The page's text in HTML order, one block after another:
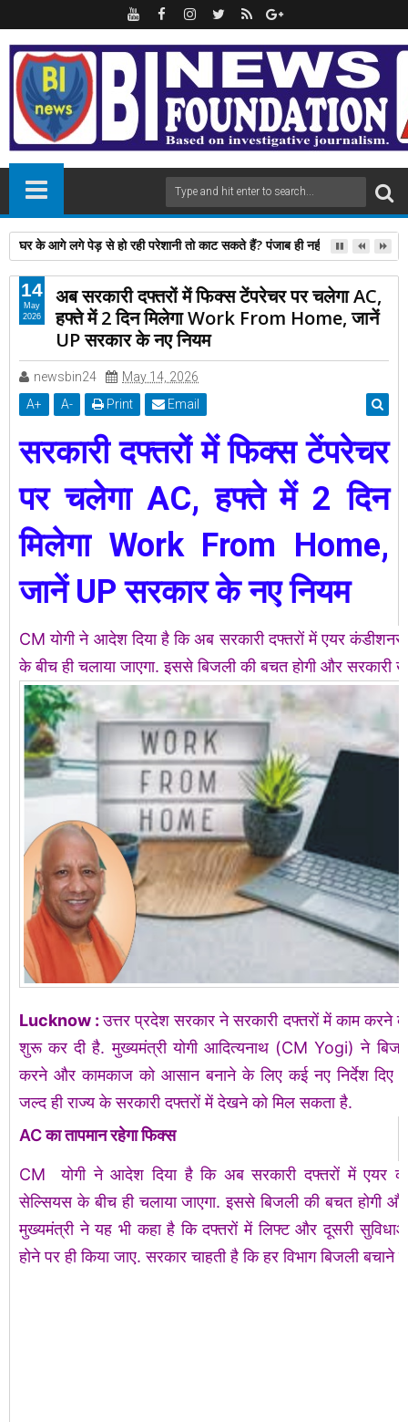
घर के आगे लगे पेड़ से हो रही परेशानी तो काट सकते हैं? पंजाब ही नहीं, दिल्‍ली-यूपी
अब सरकारी दफ्तरों में फिक्स टेंपरेचर पर चलेगा AC,
हफ्ते में 2 दिन मिलेगा Work From Home, जानें
UP सरकार के नए नियम
newsbin24
May 14, 2026
A+ A- Print Email
सरकारी दफ्तरों में फिक्स टेंपरेचर
पर चलेगा AC, हफ्ते में 2 दिन
मिलेगा Work From Home,
जानें UP सरकार के नए नियम
CM योगी ने आदेश दिया है कि अब सरकारी दफ्तरों में एयर
के बीच ही चलाया जाएगा. इससे बिजली की बचत होगी और सरकारी
Lucknow :उत्तर प्रदेश सरकार ने सरकारी दफ्तरों में काम करने
शुरू कर दी है. मुख्यमंत्री योगी आदित्यनाथ (CM Yogi) ने
करने और कामकाज को आसान बनाने के लिए कई नए निर्देश
जल्द ही राज्य के सरकारी दफ्तरों में देखने को मिल सकता है.
AC का तापमान रहेगा फिक्स
CM योगी ने आदेश दिया है कि अब सरकारी दफ्तरों में एयर
सेल्सियस के बीच ही चलाया जाएगा. इससे बिजली की बचत होगी
मुख्यमंत्री ने यह भी कहा है कि दफ्तरों में लिफ्ट और दूसरी
होने पर ही किया जाए. सरकार चाहती है कि हर विभाग बिजली बचाने
14
May
2026